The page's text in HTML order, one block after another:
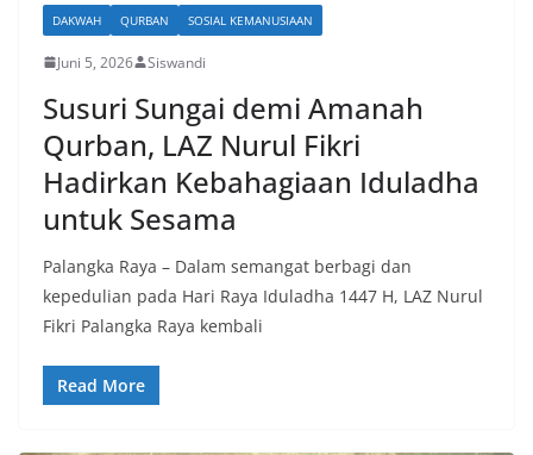
DAKWAH QURBAN SOSIAL KEMANUSIAAN
Juni 5, 2026 Siswandi
Susuri Sungai demi Amanah
Qurban, LAZ Nurul Fikri
Hadirkan Kebahagiaan Iduladha
untuk Sesama
Palangka Raya – Dalam semangat berbagi dan
kepedulian pada Hari Raya Iduladha 1447 H, LAZ Nurul
Fikri Palangka Raya kembali
Read More